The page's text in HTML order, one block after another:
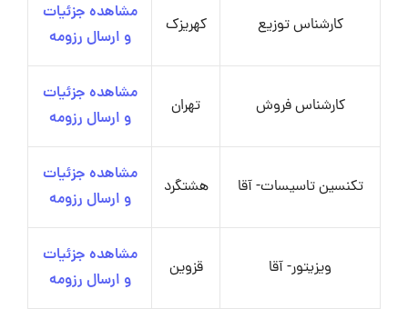
کارشناس توزیع کهریزک
مشاهده جزئیات
و ارسال رزومه
کارشناس فروش تهران
مشاهده جزئیات
و ارسال رزومه
تکنسین تاسیسات- آقا هشتگرد
مشاهده جزئیات
و ارسال رزومه
ویزیتور- آقا قزوین
مشاهده جزئیات
و ارسال رزومه